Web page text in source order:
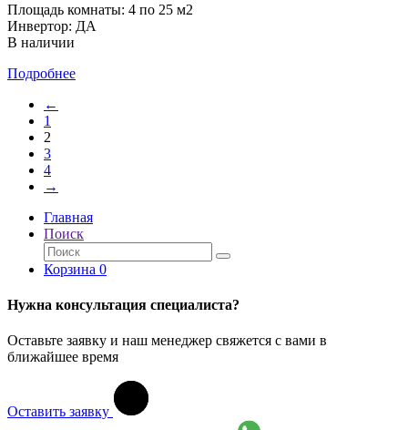
Площадь комнаты: 4 по 25 м2
Инвертор: ДА
В наличии
Подробнее
←
1
2
3
4
→
Главная
Поиск
Корзина 0
Нужна консультация специалиста?
Оставьте заявку и наш менеджер свяжется с вами в
ближайшее время
Оставить заявку